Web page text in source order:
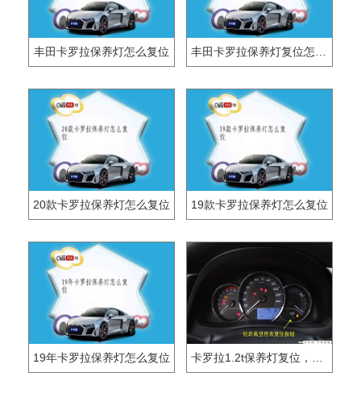
丰田卡罗拉保养灯怎么复位
20款卡罗拉保养灯怎么复位 19款卡罗拉保养灯怎么复位
19年卡罗拉保养灯怎么复位